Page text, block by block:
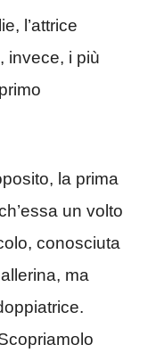
l’attrice
invece, i più
la prima
un volto
conosciuta
ma